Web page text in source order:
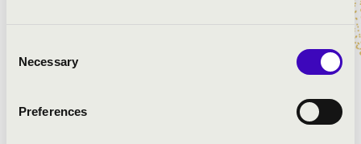
Selection
Necessary
Preferences